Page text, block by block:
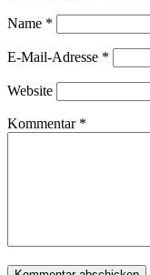
Name *
E-Mail-Adresse *
Website
Kommentar *